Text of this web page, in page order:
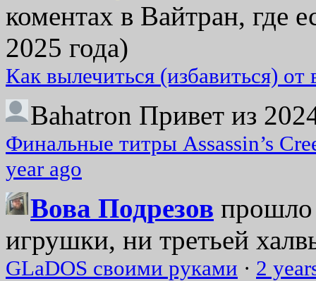
коментах в Вайтран, где
2025 года)
Как вылечиться (избавиться)
Bahatron Привет из
Финальные титры Assassin’s
year ago
Вова Подрезов прошло
игрушки, ни третьей
GLaDOS своими руками · 2